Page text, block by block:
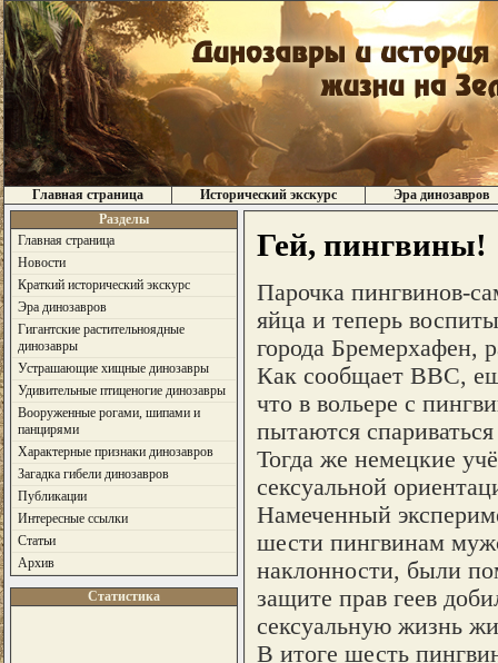
Главная страница Исторический экскурс
Эра динозавров
Разделы
Главная страница
Новости
Краткий исторический экскурс
Эра динозавров
Гигантские растительноядные
динозавры
Устрашающие хищные динозавры
Удивительные птиценогие динозавры
Вооруженные рогами, шипами и
панцирями
Характерные признаки динозавров
Загадка гибели динозавров
Публикации
Интересные ссылки
Статьи
Архив
Статистика
Гей, пингвины!
Парочка пингвинов-
яйца и теперь
города Бремерхафен,
Как сообщает BBC,
что в вольере с
пытаются
Тогда же немецкие
сексуальной
Намеченный
шести пингвинам
наклонности, были
защите прав геев
сексуальную жизнь
В итоге шесть